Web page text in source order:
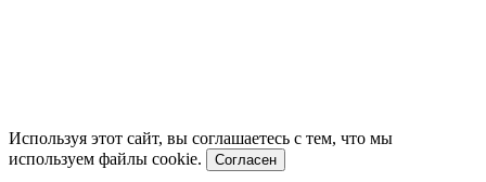
Используя этот сайт, вы соглашаетесь с тем, что мы
используем файлы cookie.
Согласен